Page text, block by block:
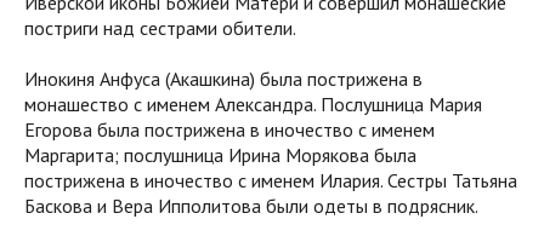
постриги над сестрами обители.
Инокиня Анфуса (Акашкина) была пострижена в
монашество с именем Александра. Послушница Мария
Егорова была пострижена в иночество с именем
Маргарита; послушница Ирина Морякова была
пострижена в иночество с именем Илария. Сестры Татьяна
Баскова и Вера Ипполитова были одеты в подрясник.